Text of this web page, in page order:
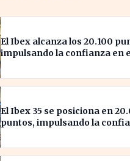
El Ibex alcanza los 20.100
impulsando la confianza en
El Ibex 35 se posiciona en
puntos, impulsando la